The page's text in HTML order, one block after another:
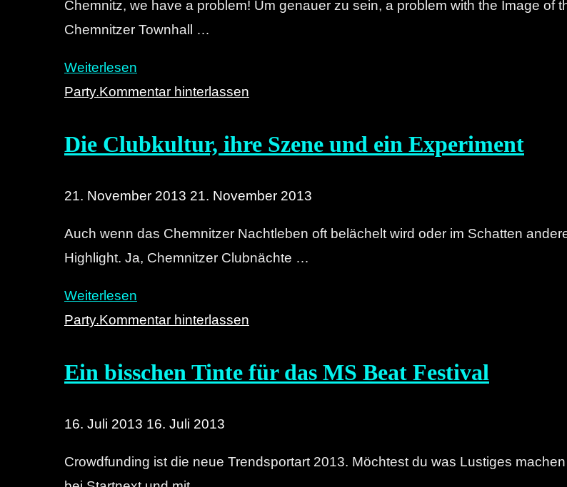
Chemnitz, we have a problem! Um genauer zu sein, a problem with the Image of
Chemnitzer Townhall …
Weiterlesen
Proud
be
Chemnitzer"
Party.Kommentar hinterlassen
Die Clubkultur, ihre Szene und ein Experiment
21. November 2013 21. November 2013
Auch wenn das Chemnitzer Nachtleben oft belächelt wird oder im Schatten
Highlight. Ja, Chemnitzer Clubnächte …
Weiterlesen
Clubkultur,
Szene
ein
Party.Kommentar hinterlassen
Ein bisschen Tinte für das MS Beat Festival
16. Juli 2013 16. Juli 2013
Crowdfunding ist die neue Trendsportart 2013. Möchtest du was Lustiges